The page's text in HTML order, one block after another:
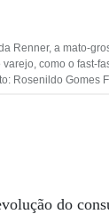
Renner, a mato-
como o fast-
Rosenildo Gomes
do